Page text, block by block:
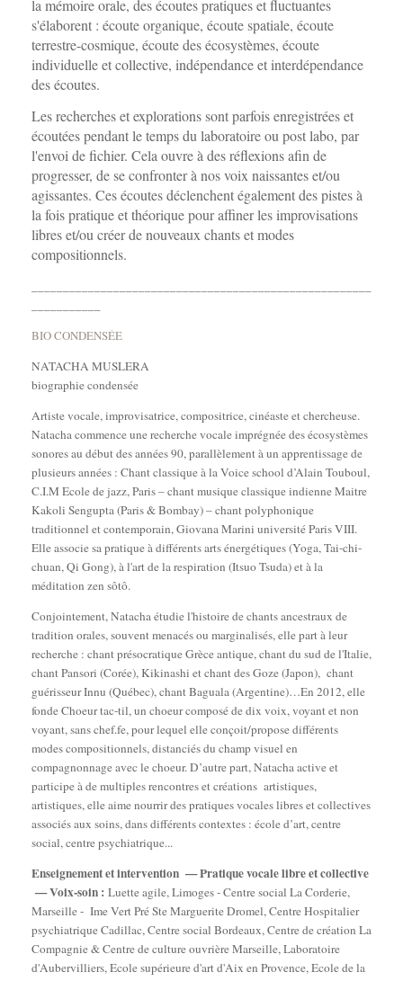
la mémoire orale, des écoutes pratiques et fluctuantes
s'élaborent : écoute organique, écoute spatiale, écoute
terrestre-cosmique, écoute des écosystèmes, écoute
individuelle et collective, indépendance et interdépendance
des écoutes.
Les recherches et explorations sont parfois enregistrées et
écoutées pendant le temps du laboratoire ou post labo, par
l'envoi de fichier. Cela ouvre à des réflexions afin de
progresser, de se confronter à nos voix naissantes et/ou
agissantes. Ces écoutes déclenchent également des pistes à
la fois pratique et théorique pour affiner les improvisations
libres et/ou créer de nouveaux chants et modes
compositionnels.
BIO CONDENSÉE
NATACHA MUSLERA
biographie condensée
Artiste vocale, improvisatrice, compositrice, cinéaste et chercheuse.
Natacha commence une recherche vocale imprégnée des écosystèmes
sonores au début des années 90, parallèlement à un apprentissage de
plusieurs années : Chant classique à la Voice school d’Alain Touboul,
C.I.M Ecole de jazz, Paris – chant musique classique indienne Maitre
Kakoli Sengupta (Paris & Bombay) – chant polyphonique
traditionnel et contemporain, Giovana Marini université Paris VIII.
Elle associe sa pratique à différents arts énergétiques (Yoga, Tai-chi-
chuan, Qi Gong), à l'art de la respiration (Itsuo Tsuda) et à la
méditation zen sôtô.
Conjointement, Natacha étudie l'histoire de chants ancestraux de
tradition orales, souvent menacés ou marginalisés, elle part à leur
recherche : chant présocratique Grèce antique, chant du sud de l'Italie,
chant Pansori (Corée), Kikinashi et chant des Goze (Japon), chant
guérisseur Innu (Québec), chant Baguala (Argentine)…En 2012, elle
fonde Choeur tac-til, un choeur composé de dix voix, voyant et non
voyant, sans chef.fe, pour lequel elle conçoit/propose différents
modes compositionnels, distanciés du champ visuel en
compagnonnage avec le choeur. D’autre part, Natacha active et
participe à de multiples rencontres et créations artistiques,
artistiques, elle aime nourrir des pratiques vocales libres et collectives
associés aux soins, dans différents contextes : école d’art, centre
social, centre psychiatrique...
Enseignement et intervention — Pratique vocale libre et collective
— Voix-soin : Luette agile, Limoges - Centre social La Corderie,
Marseille - Ime Vert Pré Ste Marguerite Dromel, Centre Hospitalier
psychiatrique Cadillac, Centre social Bordeaux, Centre de création La
Compagnie & Centre de culture ouvrière Marseille, Laboratoire
d'Aubervilliers, Ecole supérieure d'art d'Aix en Provence, Ecole de la